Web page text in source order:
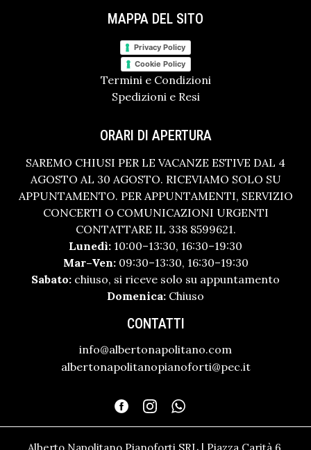
MAPPA DEL SITO
Privacy Policy
Cookie Policy
Termini e Condizioni
Spedizioni e Resi
ORARI DI APERTURA
SAREMO CHIUSI PER LE VACANZE ESTIVE DAL 4
AGOSTO AL 30 AGOSTO. RICEVIAMO SOLO SU
APPUNTAMENTO. PER APPUNTAMENTI, SERVIZIO
CONCERTI O COMUNICAZIONI URGENTI
CONTATTARE IL 338 8599621.
Lunedì: 10:00–13:30, 16:30–19:30
Mar–Ven:09:30–13:30, 16:30–19:30
Sabato: chiuso, si riceve solo su appuntamento
Domenica: Chiuso
CONTATTI
info@albertonapolitano.com
albertonapolitanopianoforti@pec.it